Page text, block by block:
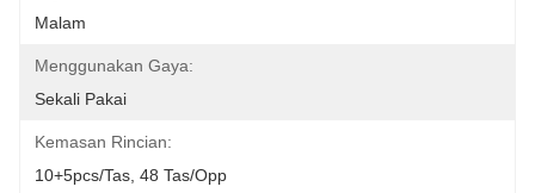
Malam
Menggunakan Gaya:
Sekali Pakai
Kemasan Rincian:
10+5pcs/tas, 48 Tas/opp